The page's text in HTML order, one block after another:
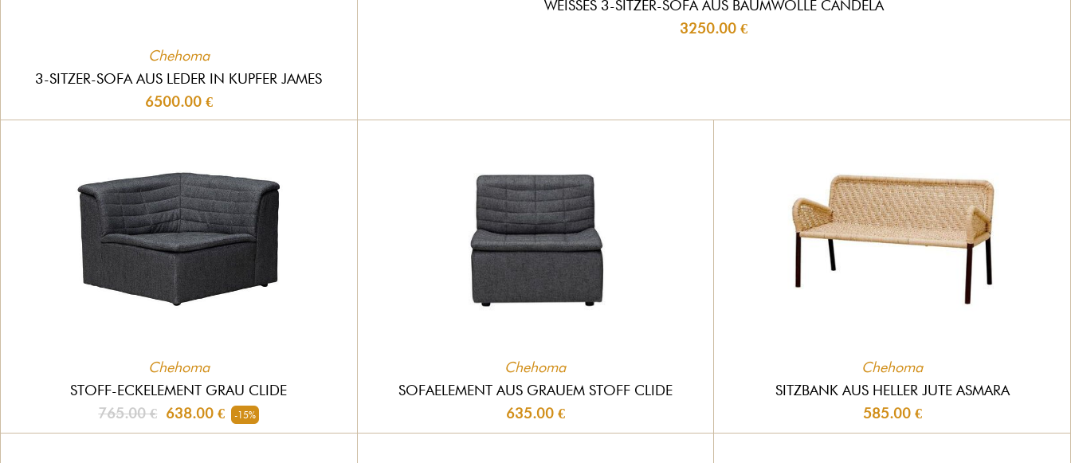
WEISSES 3-SITZER-SOFA AUS BAUMWOLLE CANDELA
3250.00 €
Chehoma
3-SITZER-SOFA AUS LEDER IN KUPFER JAMES
6500.00 €
Chehoma
STOFF-ECKELEMENT GRAU CLIDE
765.00 € 638.00 € -15%
Chehoma
SOFAELEMENT AUS GRAUEM STOFF CLIDE
635.00 €
Chehoma
SITZBANK AUS HELLER JUTE ASMARA
585.00 €